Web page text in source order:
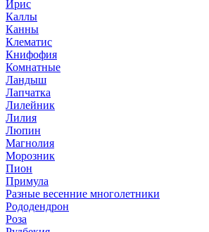
Ирис
Каллы
Канны
Клематис
Книфофия
Комнатные
Ландыш
Лапчатка
Лилейник
Лилия
Люпин
Магнолия
Морозник
Пион
Примула
Разные весенние многолетники
Рододендрон
Роза